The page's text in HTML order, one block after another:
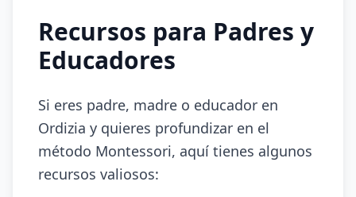
Recursos para Padres y
Educadores
Si eres padre, madre o educador en
Ordizia y quieres profundizar en el
método Montessori, aquí tienes algunos
recursos valiosos: